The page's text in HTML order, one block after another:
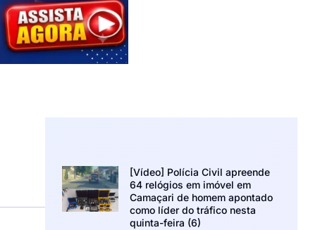
[Vídeo] Polícia Civil apreende
64 relógios em imóvel em
Camaçari de homem apontado
como líder do tráfico nesta
quinta-feira (6)